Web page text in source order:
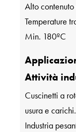
Alto
Temperature
Min. 180ºC
Attività
Cuscinetti a
usura e carichi.
Industria